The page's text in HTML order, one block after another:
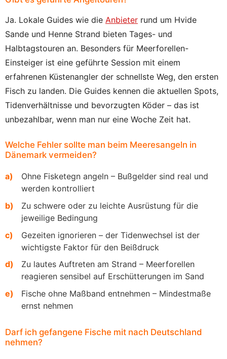
Ja. Lokale Guides wie die Anbieter rund um Hvide
Sande und Henne Strand bieten Tages- und
Halbtagstouren an. Besonders für Meerforellen-
Einsteiger ist eine geführte Session mit einem
erfahrenen Küstenangler der schnellste Weg, den ersten
Fisch zu landen. Die Guides kennen die aktuellen Spots,
Tidenverhältnisse und bevorzugten Köder – das ist
unbezahlbar, wenn man nur eine Woche Zeit hat.
Welche Fehler sollte man beim Meeresangeln in
Dänemark vermeiden?
Ohne Fisketegn angeln – Bußgelder sind real und
werden kontrolliert
Zu schwere oder zu leichte Ausrüstung für die
jeweilige Bedingung
Gezeiten ignorieren – der Tidenwechsel ist der
wichtigste Faktor für den Beißdruck
Zu lautes Auftreten am Strand – Meerforellen
reagieren sensibel auf Erschütterungen im Sand
Fische ohne Maßband entnehmen – Mindestmaße
ernst nehmen
Darf ich gefangene Fische mit nach Deutschland
nehmen?